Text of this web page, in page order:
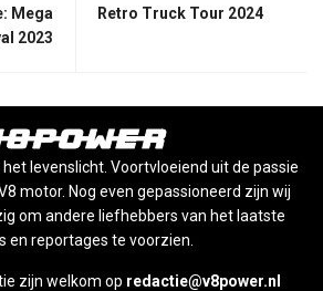
Mega
2023
Retro Truck Tour 2024
levenslicht. Voortvloeiend uit de passie
motor. Nog even gepassioneerd zijn wij
om andere liefhebbers van het laatste
en reportages te voorzien.
zijn welkom op redactie@v8power.nl